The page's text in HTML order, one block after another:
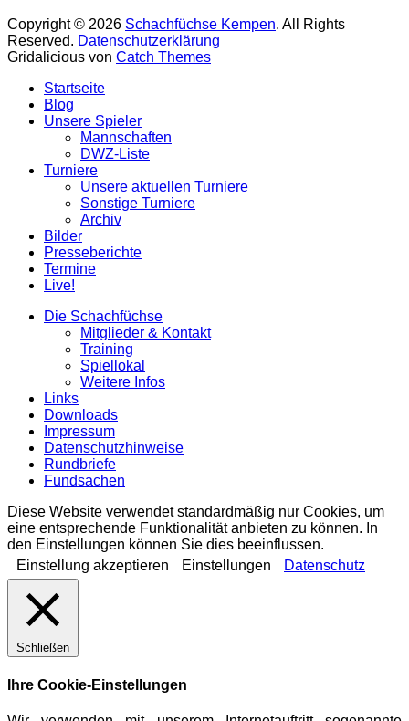
Copyright © 2026 Schachfüchse Kempen. All Rights
Reserved. Datenschutzerklärung
Gridalicious von Catch Themes
oben
scrollen
Startseite
Blog
Unsere Spieler
Mannschaften
DWZ-Liste
Turniere
Unsere aktuellen Turniere
Sonstige Turniere
Archiv
Bilder
Presseberichte
Termine
Live!
Die Schachfüchse
Mitglieder & Kontakt
Training
Spiellokal
Weitere Infos
Links
Downloads
Impressum
Datenschutzhinweise
Rundbriefe
Fundsachen
Diese Website verwendet standardmäßig nur Cookies, um
eine entsprechende Funktionalität anbieten zu können. In
den Einstellungen können Sie dies beeinflussen.
Einstellung akzeptieren
Einstellungen Datenschutz
Schließen
Ihre Cookie-Einstellungen